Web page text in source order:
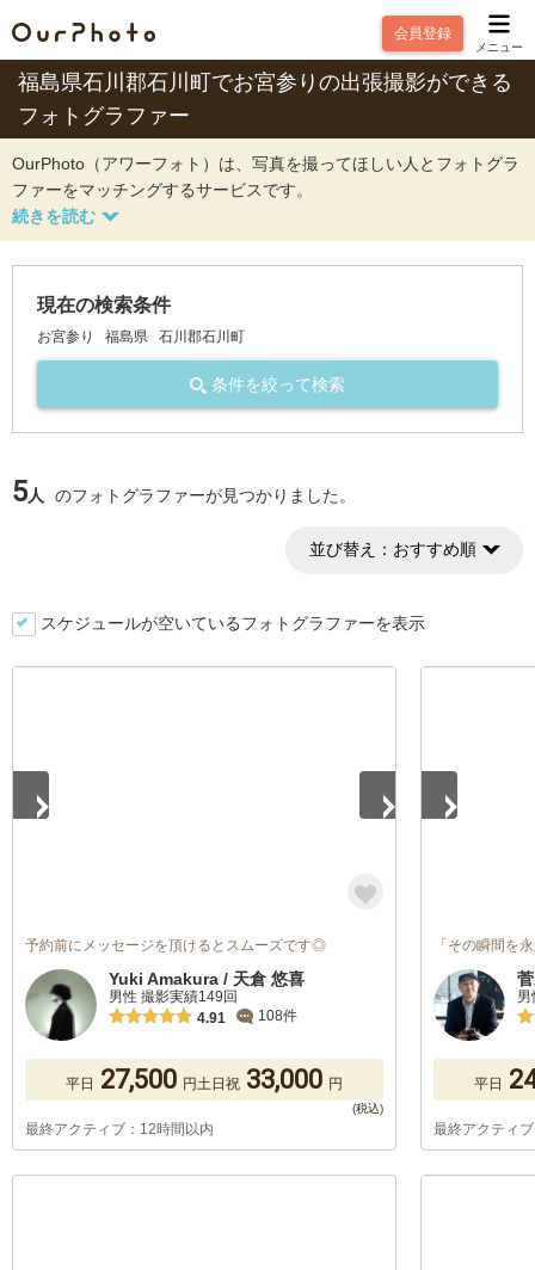
会員登録
メニュー
福島県石川郡石川町でお宮参りの出張撮影ができる
フォトグラファー
OurPhoto（アワーフォト）は、写真を撮ってほしい人とフォトグラ
ファーをマッチングするサービスです。
現在の検索条件
お宮参り 福島県 石川郡石川町
条件を絞って検索
5人 のフォトグラファーが見つかりました。
並び替え： おすすめ順
スケジュールが空いているフォトグラファーを表示
予約前にメッセージを頂けるとスムーズです◎
Yuki Amakura / 天倉 悠喜
男性 撮影実績149回
4.91
108件
平日 27,500 円土日祝 33,000 円
最終アクティブ：12時間以内
「その瞬間を
平日
最終アクティ